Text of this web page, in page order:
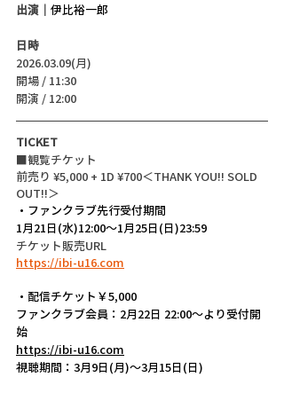
出演｜ 伊比裕一郎
日時
2026.03.09(月)
開場 / 11:30
開演 / 12:00
TICKET
■観覧チケット
前売り ¥5,000 + 1D ¥700＜THANK YOU!! SOLD
OUT!!＞
・ファンクラブ先行受付期間
1月21日(水)12:00〜1月25日(日)23:59
チケット販売URL
https://ibi-u16.com
・配信チケット￥5,000
ファンクラブ会員：2月22日 22:00〜より受付開
始
https://ibi-u16.com
視聴期間：3月9日(月)〜3月15日(日)